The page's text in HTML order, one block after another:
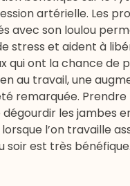
artérielle. Les
avec son loulou
stress et aident à
qui ont la chance de
au travail, une
remarquée. Prendre
les jambes
l’on travaille
soir est très bénéfique.